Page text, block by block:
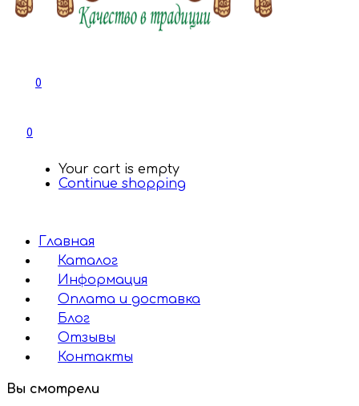
0
0
Your cart is empty
Continue shopping
Главная
Каталог
Информация
Оплата и доставка
Блог
Отзывы
Контакты
Вы смотрели